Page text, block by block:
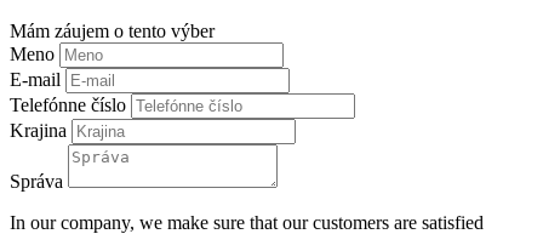
Mám záujem o tento výber
Meno
E-mail
Telefónne číslo
Krajina
Správa
In our company, we make sure that our customers are satisfied